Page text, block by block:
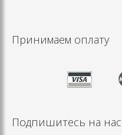
Принимаем оплату
Подпишитесь на нас